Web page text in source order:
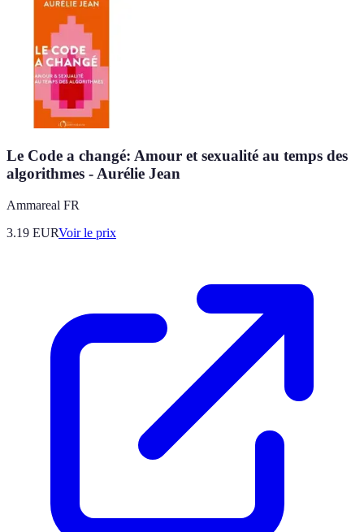
Le Code a changé: Amour et sexualité au temps des
algorithmes - Aurélie Jean
Ammareal FR
3.19 EURVoir le prix